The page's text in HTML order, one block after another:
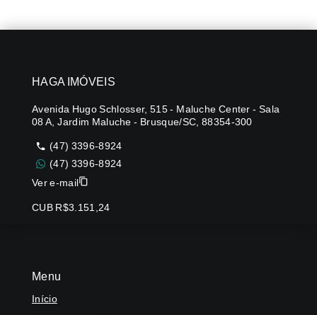
Menu
Início
HAGA IMÓVEIS
Avenida Hugo Schlosser, 515 - Maluche Center - Sala
08 A, Jardim Maluche - Brusque/SC, 88354-300
(47) 3396-8924
(47) 3396-8924
Ver e-mail
CUB R$3.151,24